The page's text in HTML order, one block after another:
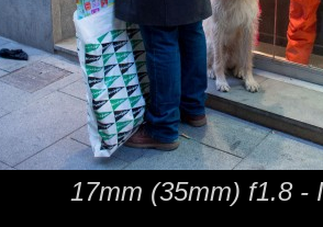
17mm (35mm) f1.8 -